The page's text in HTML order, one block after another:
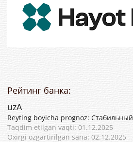
Рейтинг банка:
uzA
Reyting boyicha prognoz: Стабильный
Taqdim etilgan vaqti: 01.12.2025
Oxirgi ozgartirilgan sana: 02.12.2025